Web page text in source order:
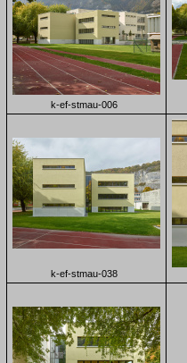
k-ef-stmau-006
k-ef-stmau-038